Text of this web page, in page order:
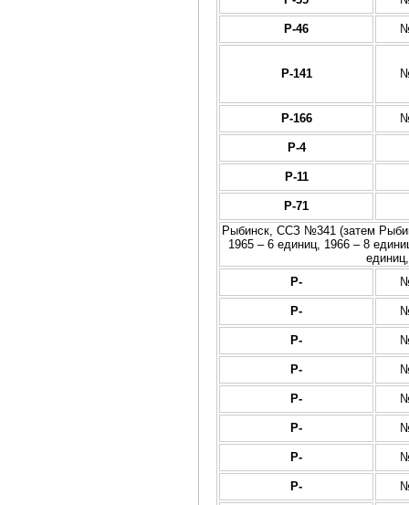
Р-46
Р-141
Р-166
Р-4
Р-11
Р-71
Рыбинск, ССЗ №341 (затем
1965 – 6 единиц, 1966 – 8
Р-
Р-
Р-
Р-
Р-
Р-
Р-
Р-